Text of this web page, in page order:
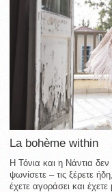
La bohème within
Η Τόνια και η Νάντια
ψωνίσετε – τις ξέρετε
έχετε αγοράσει και έχετε